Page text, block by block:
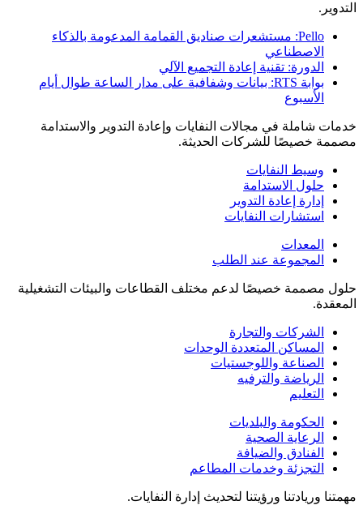
التدوير.
Pello: مستشعرات صناديق القمامة المدعومة بالذكاء
الاصطناعي
الدورة: تقنية إعادة التجميع الآلي
بوابة RTS: بيانات وشفافية على مدار الساعة طوال أيام
الأسبوع
خدمات شاملة في مجالات النفايات وإعادة التدوير والاستدامة
مصممة خصيصًا للشركات الحديثة.
وسيط النفايات
حلول الاستدامة
إدارة إعادة التدوير
استشارات النفايات
المعدات
المجموعة عند الطلب
حلول مصممة خصيصًا لدعم مختلف القطاعات والبيئات التشغيلية
المعقدة.
الشركات والتجارة
المساكن المتعددة الوحدات
الصناعة واللوجستيات
الرياضة والترفيه
التعليم
الحكومة والبلديات
الرعاية الصحية
الفنادق والضيافة
التجزئة وخدمات المطاعم
مهمتنا وريادتنا ورؤيتنا لتحديث إدارة النفايات.